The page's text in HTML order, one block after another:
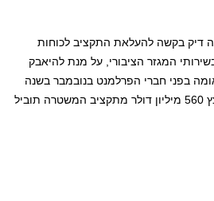
דיק בקשה להעלאת התקציב לכוחות
המגזר הציבורי, על מנת להיאבק
בפני חברי הפרלמנט בנובמבר בשנה
שעברה, אמרה כי הצעה לקצץ 560 מיליון דולר מתקציב המשטרה תוביל